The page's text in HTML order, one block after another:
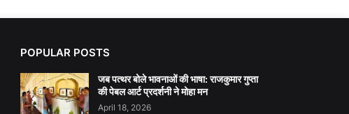
POPULAR POSTS
जब पत्थर बोले भावनाओं की भाषा: राजकुमार गुप्ता
की पेबल आर्ट प्रदर्शनी ने मोहा मन
April 18, 2026